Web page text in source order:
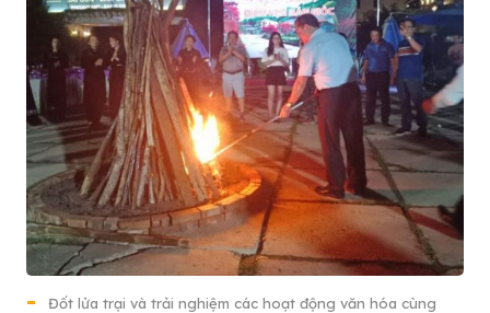
Đốt lửa trại và trải nghiệm các hoạt động văn hóa cùng